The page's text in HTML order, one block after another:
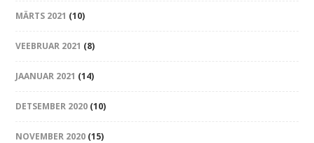
MÄRTS 2021 (10)
VEEBRUAR 2021 (8)
JAANUAR 2021 (14)
DETSEMBER 2020 (10)
NOVEMBER 2020 (15)